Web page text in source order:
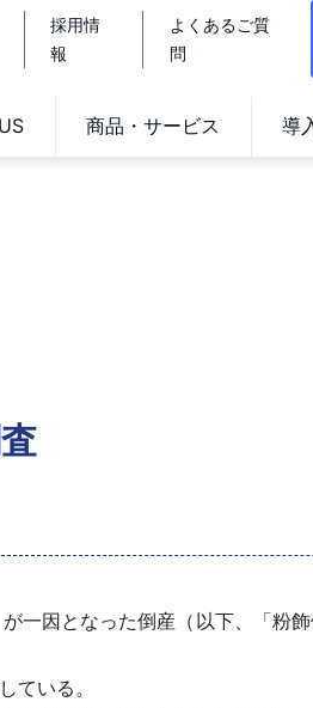
採用情
報
よくあるご質
問
商品・サービス 導
因となった倒産（以下、「粉
ている。